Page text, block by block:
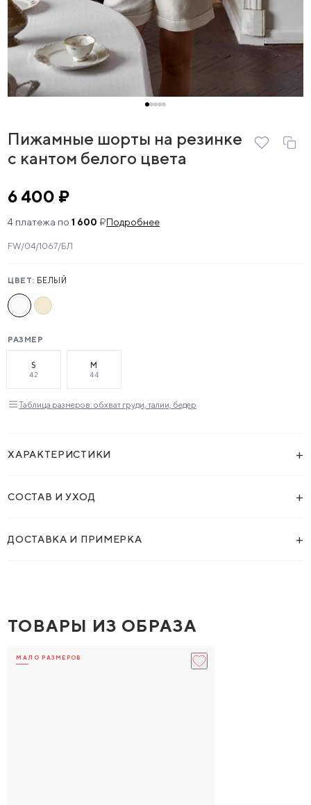
Пижамные шорты на резинке
с кантом белого цвета
6 400 ₽
4 платежа по1 600 ₽Подробнее
FW/04/1067/БЛ
ЦВЕТ: БЕЛЫЙ
РАЗМЕР
S
42
M
44
Таблица размеров: обхват груди, талии, бедер
ХАРАКТЕРИСТИКИ +
СОСТАВ И УХОД +
ДОСТАВКА И ПРИМЕРКА +
ТОВАРЫ ИЗ ОБРАЗА
МАЛО РАЗМЕРОВ